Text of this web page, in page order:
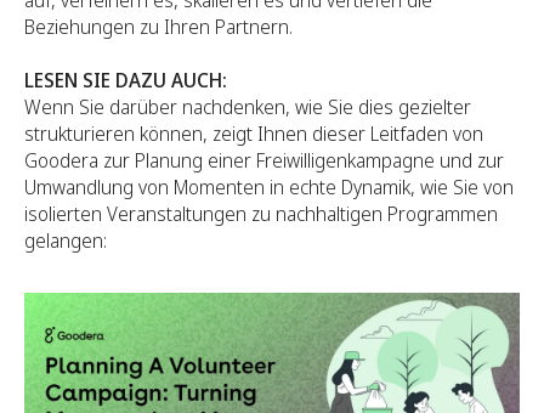
Beziehungen zu Ihren Partnern.
LESEN SIE DAZU AUCH:
Wenn Sie darüber nachdenken, wie Sie dies gezielter
strukturieren können, zeigt Ihnen dieser Leitfaden von
Goodera zur Planung einer Freiwilligenkampagne und zur
Umwandlung von Momenten in echte Dynamik, wie Sie von
isolierten Veranstaltungen zu nachhaltigen Programmen
gelangen: